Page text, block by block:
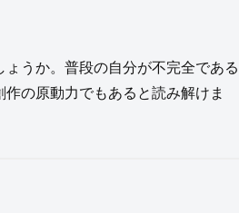
うか。普段の自分が不完全である
の原動力でもあると読み解けま